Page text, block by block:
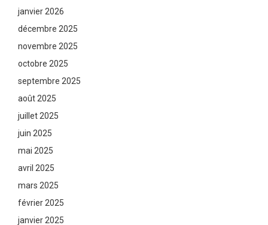
janvier 2026
décembre 2025
novembre 2025
octobre 2025
septembre 2025
août 2025
juillet 2025
juin 2025
mai 2025
avril 2025
mars 2025
février 2025
janvier 2025